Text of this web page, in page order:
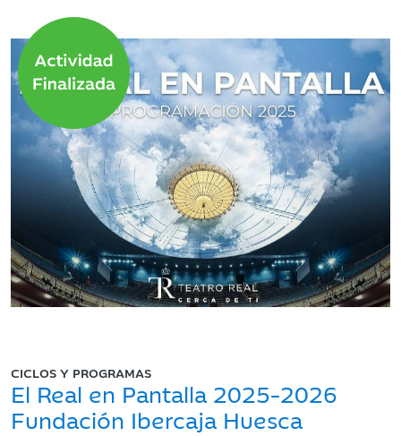
CICLOS Y PROGRAMAS
El Real en Pantalla 2025-2026
Fundación Ibercaja Huesca